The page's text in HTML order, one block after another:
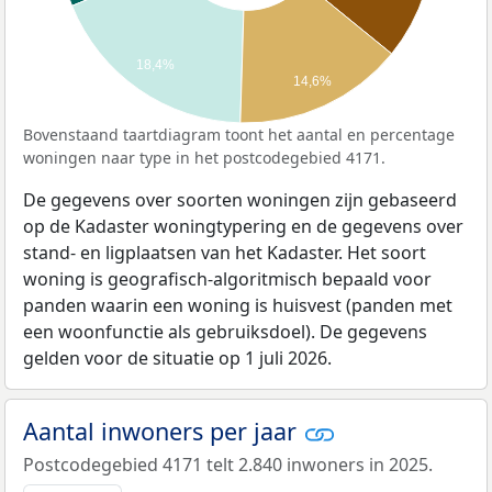
18,4%
14,6%
Bovenstaand taartdiagram toont het aantal en percentage
woningen naar type in het postcodegebied 4171.
De gegevens over soorten woningen zijn gebaseerd
op de Kadaster woningtypering en de gegevens over
stand- en ligplaatsen van het Kadaster. Het soort
woning is geografisch-algoritmisch bepaald voor
panden waarin een woning is huisvest (panden met
een woonfunctie als gebruiksdoel). De gegevens
gelden voor de situatie op 1 juli 2026.
Aantal inwoners per jaar
Postcodegebied 4171 telt 2.840 inwoners in 2025.